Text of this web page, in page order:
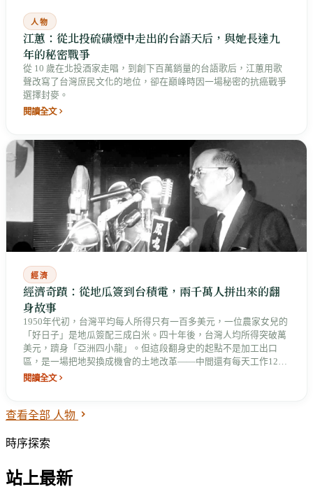
人物
江蕙：從北投硫磺煙中走出的台語天后，與她長達九
年的秘密戰爭
從 10 歲在北投酒家走唱，到創下百萬銷量的台語歌后，江蕙用歌
聲改寫了台灣庶民文化的地位，卻在巔峰時因一場秘密的抗癌戰爭
選擇封麥。
閱讀全文
經濟
經濟奇蹟：從地瓜簽到台積電，兩千萬人拼出來的翻
身故事
1950年代初，台灣平均每人所得只有一百多美元，一位農家女兒的
「好日子」是地瓜簽配三成白米。四十年後，台灣人均所得突破萬
美元，躋身「亞洲四小龍」。但這段翻身史的起點不是加工出口
區，是一場把地契換成機會的土地改革——中間還有每天工作12小
時的女工、把全家積蓄押進小工廠的老闆，和一場外匯存底只有10
閱讀全文
查看全部 人物
時序探索
站上最新